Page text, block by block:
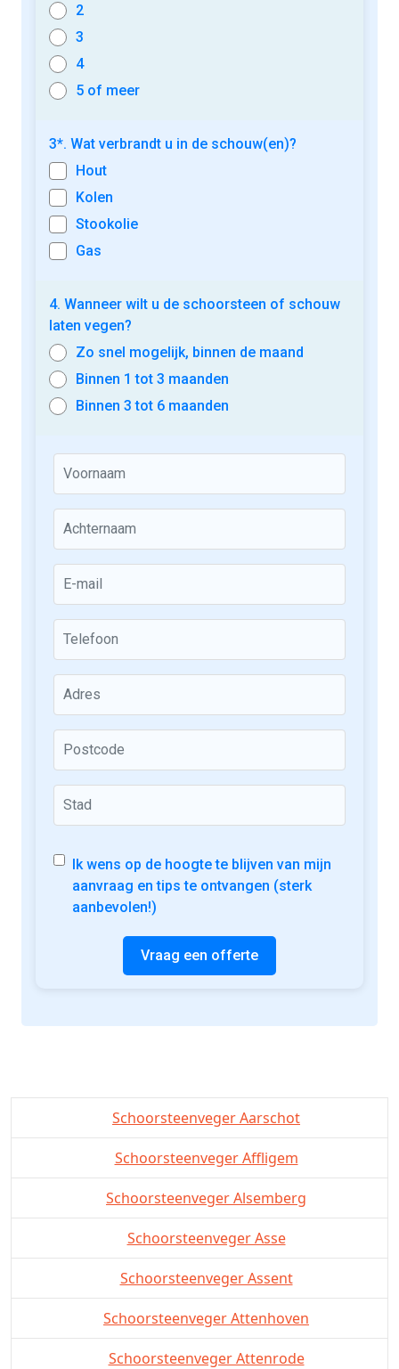
2
3
4
5 of meer
3*. Wat verbrandt u in de schouw(en)?
Hout
Kolen
Stookolie
Gas
4. Wanneer wilt u de schoorsteen of schouw
laten vegen?
Zo snel mogelijk, binnen de maand
Binnen 1 tot 3 maanden
Binnen 3 tot 6 maanden
Ik wens op de hoogte te blijven van mijn
aanvraag en tips te ontvangen (sterk
aanbevolen!)
Vraag een offerte
Schoorsteenveger Aarschot
Schoorsteenveger Affligem
Schoorsteenveger Alsemberg
Schoorsteenveger Asse
Schoorsteenveger Assent
Schoorsteenveger Attenhoven
Schoorsteenveger Attenrode